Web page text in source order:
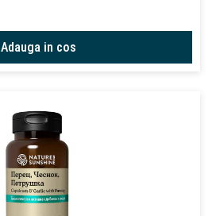
Adauga in cos